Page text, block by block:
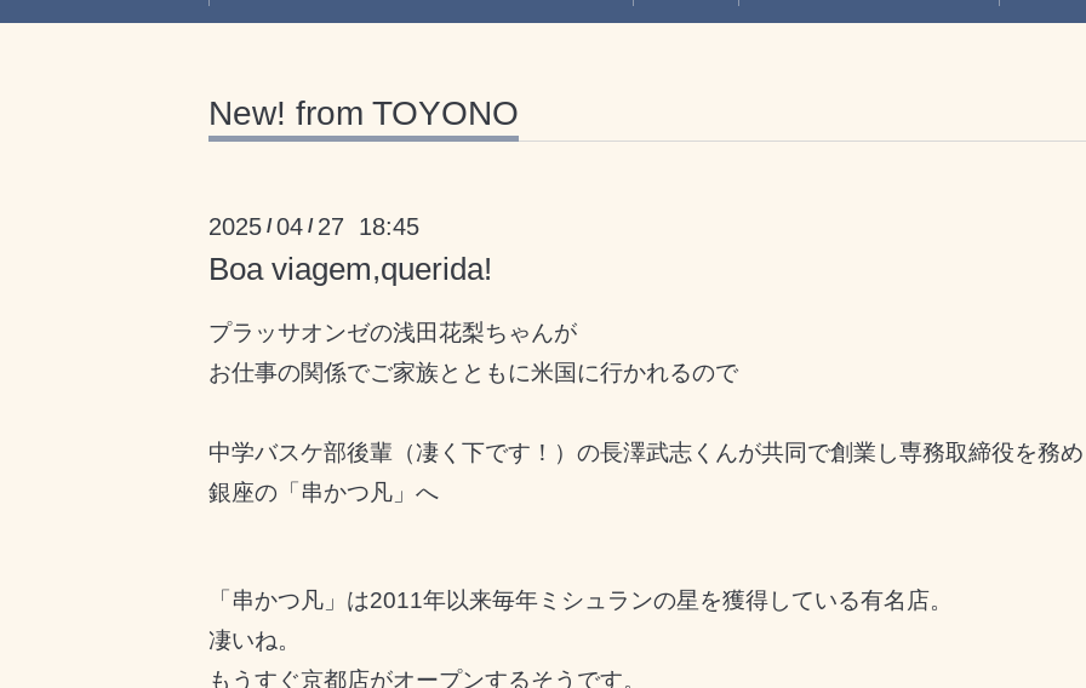
New! from TOYONO
2025 /04 / 27 18:45
Boa viagem,querida!
プラッサオンゼの浅田花梨ちゃんが
お仕事の関係でご家族とともに米国に行かれるので
中学バスケ部後輩（凄く下です！）の長澤武志くんが共同で創業し専務取締役を務
銀座の「串かつ凡」へ
「串かつ凡」は2011年以来毎年ミシュランの星を獲得している有名店。
凄いね。
もうすぐ京都店がオープンするそうです。